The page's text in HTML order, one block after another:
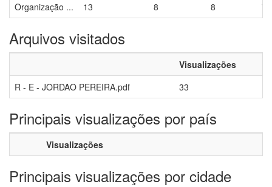
Organização ...
13 8 8 7
Arquivos visitados
Visualizações
R - E - JORDAO PEREIRA.pdf
33
Principais visualizações por país
Visualizações
Principais visualizações por cidade